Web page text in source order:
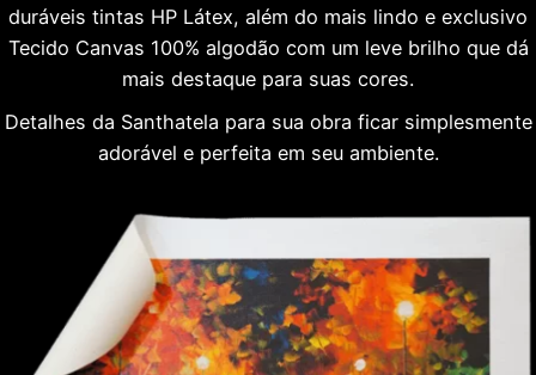
duráveis tintas HP Látex, além do mais lindo e exclusivo
Tecido Canvas 100% algodão com um leve brilho que dá
mais destaque para suas cores.
Detalhes da Santhatela para sua obra ficar simplesmente
adorável e perfeita em seu ambiente.